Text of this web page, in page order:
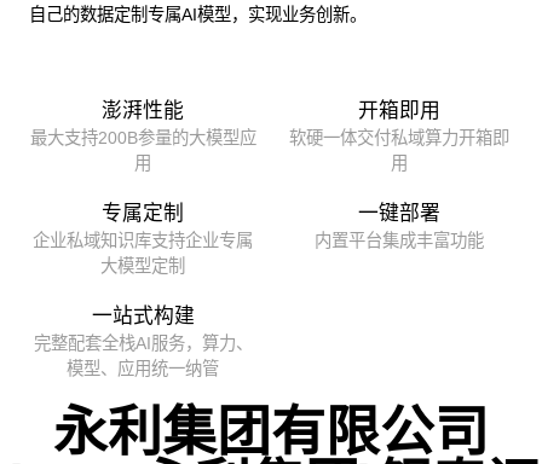
自己的数据定制专属AI模型，实现业务创新。
澎湃性能
最大支持200B参量的大模型应
用
开箱即用
软硬一体交付私域算力开箱即
用
专属定制
企业私域知识库支持企业专属
大模型定制
一键部署
内置平台集成丰富功能
一站式构建
完整配套全栈AI服务，算力、
模型、应用统一纳管
永利集团有限公司